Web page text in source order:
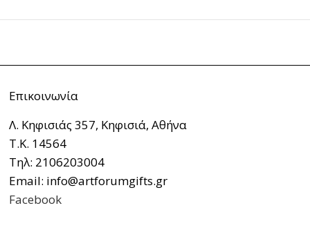
Επικοινωνία
Λ. Κηφισιάς 357, Κηφισιά, Αθήνα
Τ.Κ. 14564
Τηλ: 2106203004
Email: info@artforumgifts.gr
Facebook